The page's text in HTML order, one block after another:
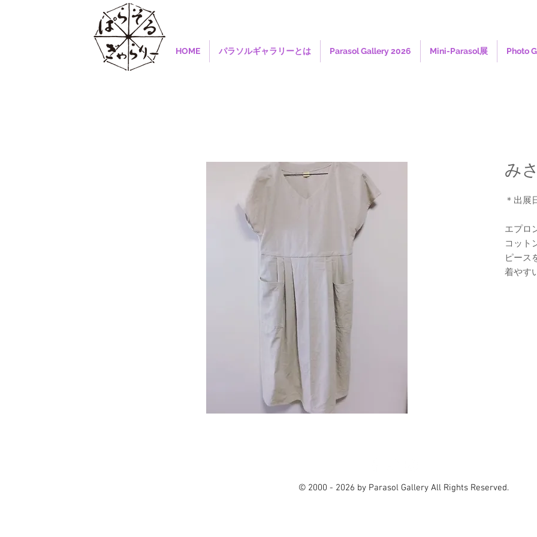
HOME パラソルギャラリーとは Parasol Gallery 2026 Mini-Parasol展 Photo
み
＊出展
エプロ
コット
ピース
着やす
© 2000 - 2026 by Parasol Gallery All Rights Reserved.